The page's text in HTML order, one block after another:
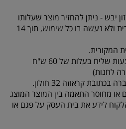
יבש - ניתן להחזיר מוצר שעלותו
מעל 50 ש"ח, באריזתו המקורית ולא נעשה בו כל שימוש, תוך 14
המקורית.
ניתן להחזיר את המוצר באמצעות שליח בעלות של 60 ש"ח
לחנות)
קראוזה 32 חולון.
או מחוסר התאמה בין המוצר המוצג
לידע את בית העסק על פגם או